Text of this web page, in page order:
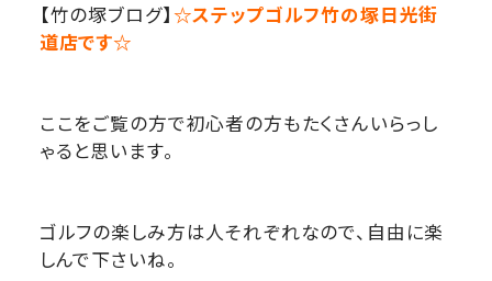
【竹の塚ブログ】☆ステップゴルフ竹の塚日光街
道店です☆
ここをご覧の方で初心者の方もたくさんいらっし
ゃると思います。
ゴルフの楽しみ方は人それぞれなので、自由に楽
しんで下さいね。